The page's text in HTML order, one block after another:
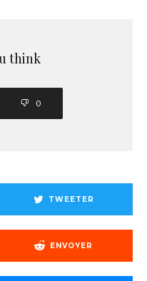
think
0
TWEETER
ENVOYER